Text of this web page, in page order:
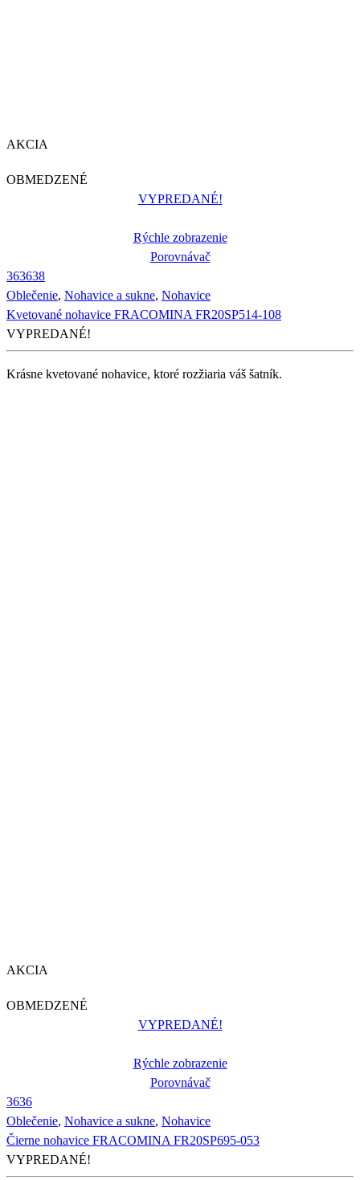
AKCIA
OBMEDZENÉ
VYPREDANÉ!
Rýchle zobrazenie
Porovnávač
363638
Oblečenie, Nohavice a sukne, Nohavice
Kvetované nohavice FRACOMINA FR20SP514-108
VYPREDANÉ!
Krásne kvetované nohavice, ktoré rozžiaria váš šatník.
AKCIA
OBMEDZENÉ
VYPREDANÉ!
Rýchle zobrazenie
Porovnávač
3636
Oblečenie, Nohavice a sukne, Nohavice
Čierne nohavice FRACOMINA FR20SP695-053
VYPREDANÉ!